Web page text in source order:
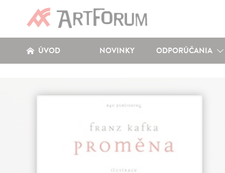
ÚVOD NOVINKY ODPORÚČANIA